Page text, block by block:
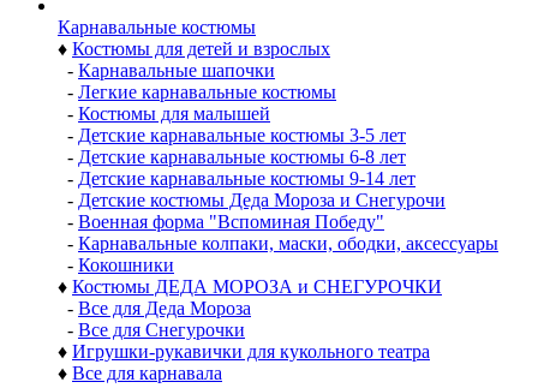
Карнавальные костюмы
♦ Костюмы для детей и взрослых
- Карнавальные шапочки
- Легкие карнавальные костюмы
- Костюмы для малышей
- Детские карнавальные костюмы 3-5 лет
- Детские карнавальные костюмы 6-8 лет
- Детские карнавальные костюмы 9-14 лет
- Детские костюмы Деда Мороза и Снегурочи
- Военная форма "Вспоминая Победу"
- Карнавальные колпаки, маски, ободки, аксессуары
- Кокошники
♦ Костюмы ДЕДА МОРОЗА и СНЕГУРОЧКИ
- Все для Деда Мороза
- Все для Снегурочки
♦ Игрушки-рукавички для кукольного театра
♦ Все для карнавала